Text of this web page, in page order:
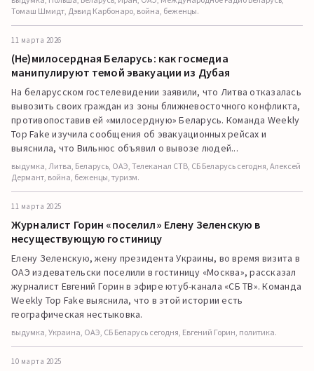
Томаш Шмидт, Дэвид Карбонаро, война, беженцы.
11 марта 2026
(Не)милосердная Беларусь: как госмедиа
манипулируют темой эвакуации из Дубая
На беларусском гостелевидении заявили, что Литва отказалась
вывозить своих граждан из зоны ближневосточного конфликта,
противопоставив ей «милосердную» Беларусь. Команда Weekly
Top Fake изучила сообщения об эвакуационных рейсах и
выяснила, что Вильнюс объявил о вывозе людей...
выдумка, Литва, Беларусь, ОАЭ, Телеканал СТВ, СБ Беларусь сегодня, Алексей
Дермант, война, беженцы, туризм.
11 марта 2025
Журналист Горин «поселил» Елену Зеленскую в
несуществующую гостиницу
Елену Зеленскую, жену президента Украины, во время визита в
ОАЭ издевательски поселили в гостиницу «Москва», рассказал
журналист Евгений Горин в эфире ютуб-канала «СБ ТВ». Команда
Weekly Top Fake выяснила, что в этой истории есть
географическая нестыковка.
выдумка, Украина, ОАЭ, СБ Беларусь сегодня, Евгений Горин, политика.
10 марта 2025